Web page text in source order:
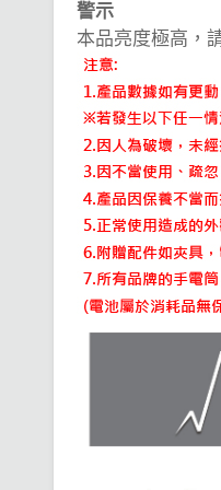
警示
本品亮度極高，